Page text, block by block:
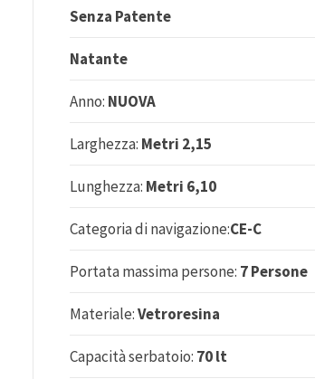
Senza Patente
Natante
Anno: NUOVA
Larghezza: Metri 2,15
Lunghezza: Metri 6,10
Categoria di navigazione:CE-C
Portata massima persone: 7 Persone
Materiale:Vetroresina
Capacità serbatoio: 70 lt